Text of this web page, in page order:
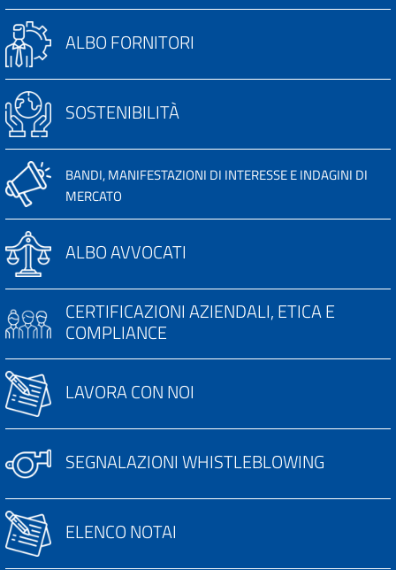
ALBO FORNITORI
SOSTENIBILITÀ
BANDI, MANIFESTAZIONI DI INTERESSE E INDAGINI DI
MERCATO
ALBO AVVOCATI
CERTIFICAZIONI AZIENDALI, ETICA E
COMPLIANCE
LAVORA CON NOI
SEGNALAZIONI WHISTLEBLOWING
ELENCO NOTAI